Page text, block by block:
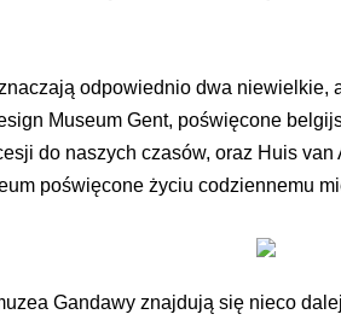
odpowiednio dwa niewielkie,
Museum Gent, poświęcone
do naszych czasów, oraz Huis
poświęcone życiu codziennemu
Gandawy znajdują się nieco